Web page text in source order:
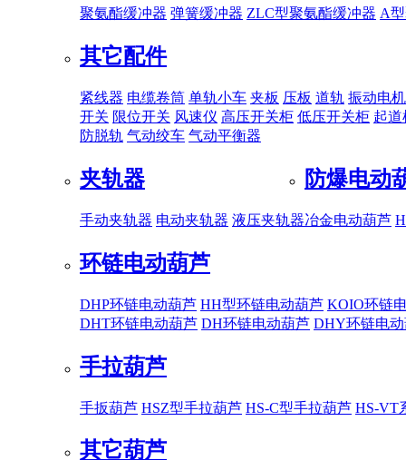
聚氨酯缓冲器 弹簧缓冲器 ZLC型聚氨酯缓冲器 A
其它配件
紧线器 电缆卷筒 单轨小车 夹板 压板 道轨 振动电机
开关 限位开关 风速仪 高压开关柜 低压开关柜 起道
防脱轨 气动绞车 气动平衡器
夹轨器
手动夹轨器 电动夹轨器 液压夹轨器
防爆电动
冶金电动葫芦
环链电动葫芦
DHP环链电动葫芦 HH型环链电动葫芦 KOIO环链
DHT环链电动葫芦 DH环链电动葫芦 DHY环链电
手拉葫芦
手扳葫芦 HSZ型手拉葫芦 HS-C型手拉葫芦 HS-VT
其它葫芦